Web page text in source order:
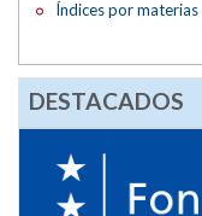
Índices por materias
DESTACADOS